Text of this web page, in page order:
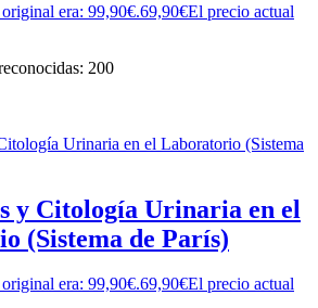
era: 99,90€.69,90€El precio actual
200
y Citología Urinaria en el
(Sistema de París)
era: 99,90€.69,90€El precio actual